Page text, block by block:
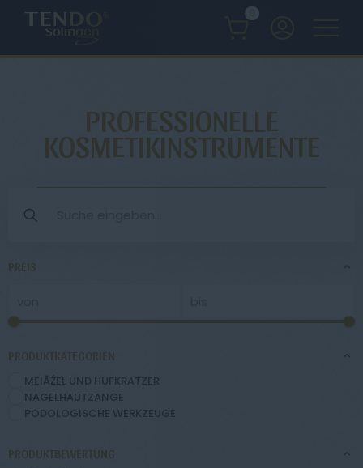
0
PROFESSIONELLE
KOSMETIKINSTRUMENTE
PREIS
PRODUKTKATEGORIEN
MEIĂŹEL UND HUFKRATZER
NAGELHAUTZANGE
PODOLOGISCHE WERKZEUGE
PRODUKTBEWERTUNG